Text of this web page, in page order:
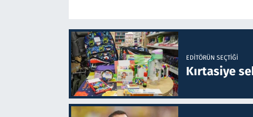
EDITÖRÜN SEÇTIĞI
Kırtasiye